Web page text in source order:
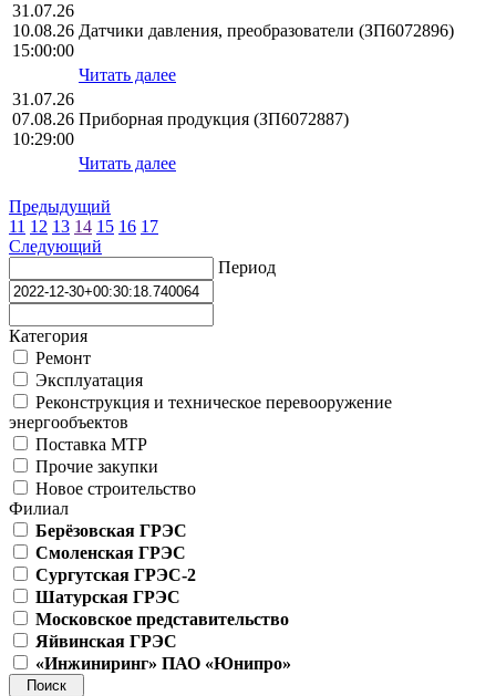
31.07.26
10.08.26
15:00:00
Датчики давления, преобразователи (ЗП6072896)
Читать далее
31.07.26
07.08.26
10:29:00
Приборная продукция (ЗП6072887)
Читать далее
Предыдущий
11 12 13 14 15 16 17
Следующий
Период
Категория
Ремонт
Эксплуатация
Реконструкция и техническое перевооружение
энергообъектов
Поставка МТР
Прочие закупки
Новое строительство
Филиал
Берёзовская ГРЭС
Смоленская ГРЭС
Сургутская ГРЭС-2
Шатурская ГРЭС
Московское представительство
Яйвинская ГРЭС
«Инжиниринг» ПАО «Юнипро»